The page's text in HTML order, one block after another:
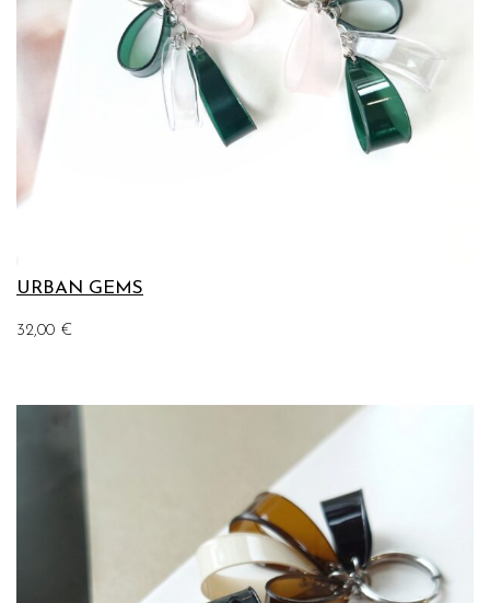
URBAN GEMS
32,00 €